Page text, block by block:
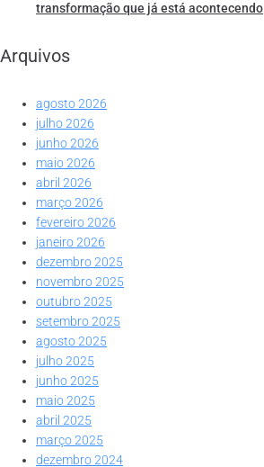
transformação que já está acontecendo
Arquivos
agosto 2026
julho 2026
junho 2026
maio 2026
abril 2026
março 2026
fevereiro 2026
janeiro 2026
dezembro 2025
novembro 2025
outubro 2025
setembro 2025
agosto 2025
julho 2025
junho 2025
maio 2025
abril 2025
março 2025
dezembro 2024